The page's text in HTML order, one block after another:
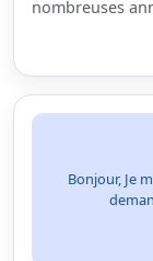
nombreuses
Bonjour, Je